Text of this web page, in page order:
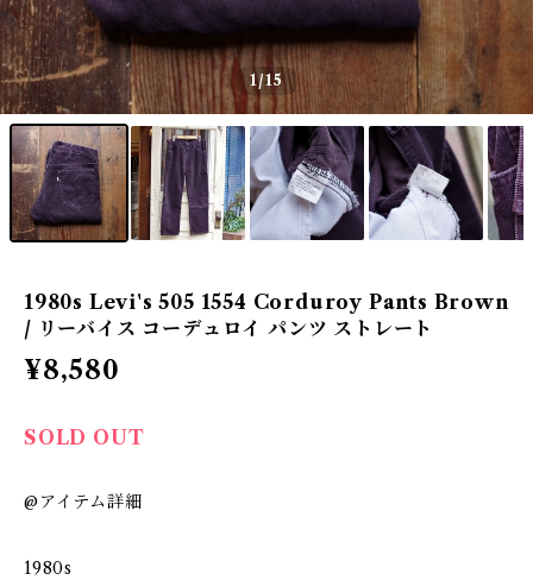
1/15
1980s Levi's 505 1554 Corduroy Pants Brown
/ リーバイス コーデュロイ パンツ ストレート
¥8,580
SOLD OUT
@アイテム詳細
1980s